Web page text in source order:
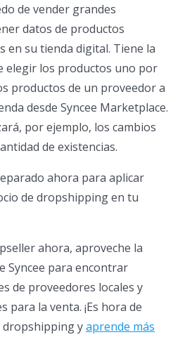
de vender grandes
datos de productos
en su tienda digital. Tiene la
elegir los productos uno por
productos de un proveedor a
desde Syncee Marketplace.
por ejemplo, los cambios
de existencias.
ahora para aplicar
de dropshipping en tu
ahora, aproveche la
Syncee para encontrar
de proveedores locales y
para la venta. ¡Es hora de
yaprende más